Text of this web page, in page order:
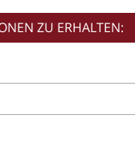
ZU ERHALTEN: